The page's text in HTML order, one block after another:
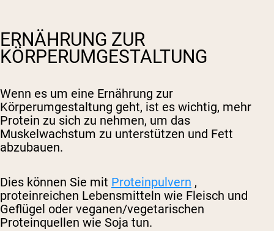
ERNÄHRUNG ZUR
KÖRPERUMGESTALTUNG
Wenn es um eine Ernährung zur
Körperumgestaltung geht, ist es wichtig, mehr
Protein zu sich zu nehmen, um das
Muskelwachstum zu unterstützen und Fett
abzubauen.
Dies können Sie mit Proteinpulvern ,
proteinreichen Lebensmitteln wie Fleisch und
Geflügel oder veganen/vegetarischen
Proteinquellen wie Soja tun.